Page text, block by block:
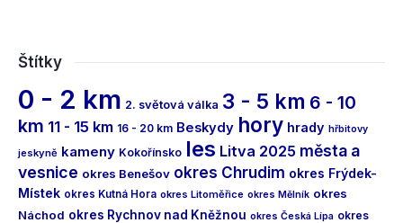
Štítky
0 - 2 km 2. světová válka 3 - 5 km 6 - 10
km 11 - 15 km 16 - 20 km Beskydy hory hrady hřbitovy
jeskyně kameny Kokořínsko les Litva 2025 města a
vesnice okres Benešov okres Chrudim okres Frýdek-
Místek okres Kutná Hora okres Litoměřice okres Mělník okres
Náchod okres Rychnov nad Kněžnou okres Česká Lípa okres